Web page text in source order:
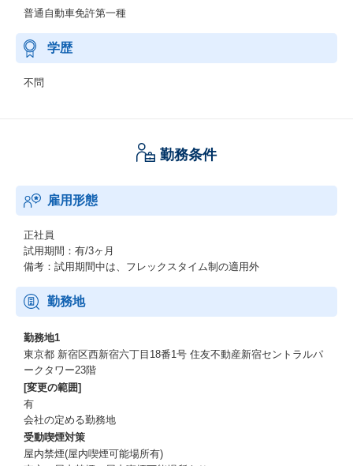
普通自動車免許第一種
学歴
不問
勤務条件
雇用形態
正社員
試用期間：有/3ヶ月
備考：試用期間中は、フレックスタイム制の適用外
勤務地
勤務地1
東京都 新宿区西新宿六丁目18番1号 住友不動産新宿セントラルパ
ークタワー23階
[変更の範囲]
有
会社の定める勤務地
受動喫煙対策
屋内禁煙(屋内喫煙可能場所有)